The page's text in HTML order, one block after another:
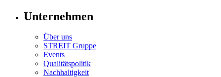
Unternehmen
Über uns
STREIT Gruppe
Events
Qualitätspolitik
Nachhaltigkeit